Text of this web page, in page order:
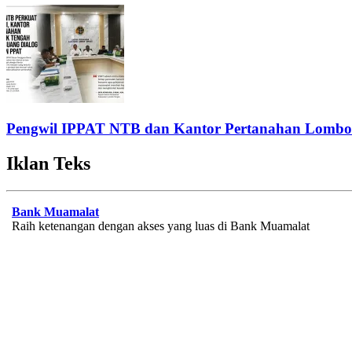
Pengwil IPPAT NTB dan Kantor Pertanahan
Iklan Teks
Bank Muamalat
Raih ketenangan dengan akses yang luas di Bank Muamalat